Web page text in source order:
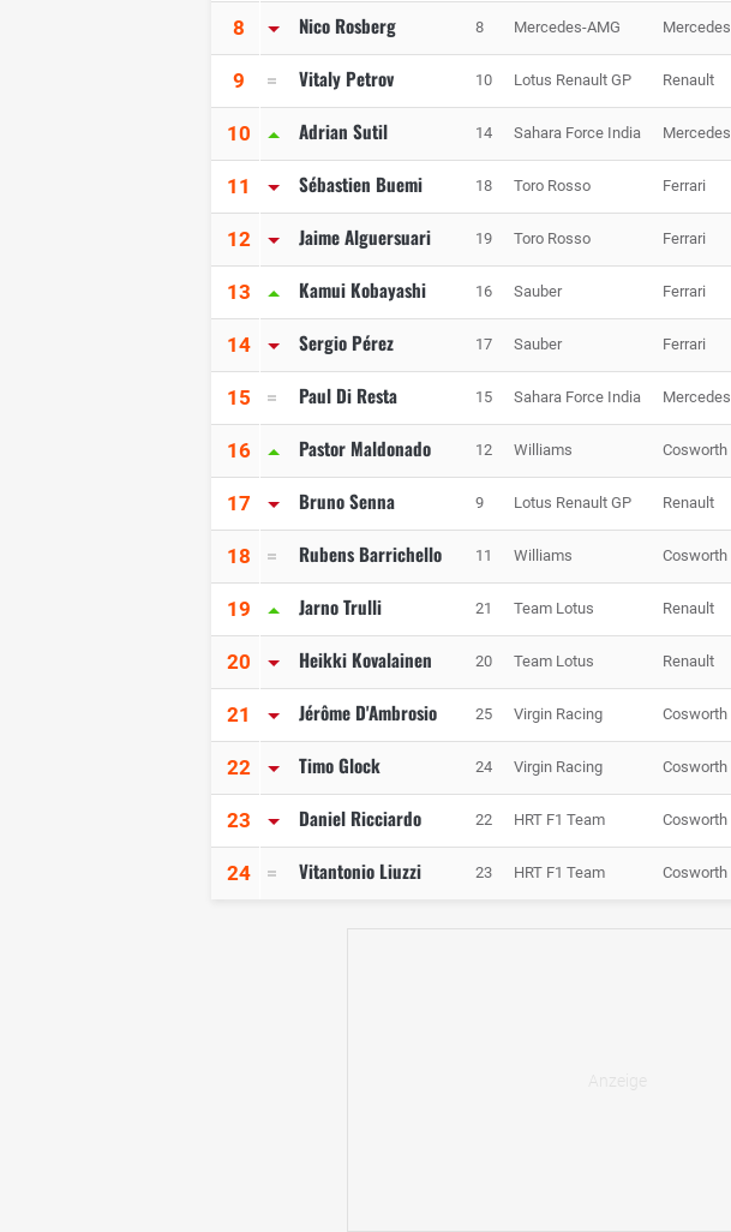
8 Nico Rosberg 8 Mercedes-AMG Mercedes
9 Vitaly Petrov 10 Lotus Renault GP Renault
10 Adrian Sutil 14 Sahara Force India Mercedes
11 Sébastien Buemi 18 Toro Rosso Ferrari
12 Jaime Alguersuari 19 Toro Rosso Ferrari
13 Kamui Kobayashi 16 Sauber Ferrari
14 Sergio Pérez 17 Sauber Ferrari
15 Paul Di Resta 15 Sahara Force India Mercedes
16 Pastor Maldonado 12 Williams Cosworth
17 Bruno Senna 9 Lotus Renault GP Renault
18 Rubens Barrichello 11 Williams Cosworth
19 Jarno Trulli 21 Team Lotus Renault
20 Heikki Kovalainen 20 Team Lotus Renault
21 Jérôme D'Ambrosio 25 Virgin Racing Cosworth
22 Timo Glock 24 Virgin Racing Cosworth
23 Daniel Ricciardo 22 HRT F1 Team Cosworth
24 Vitantonio Liuzzi 23 HRT F1 Team Cosworth